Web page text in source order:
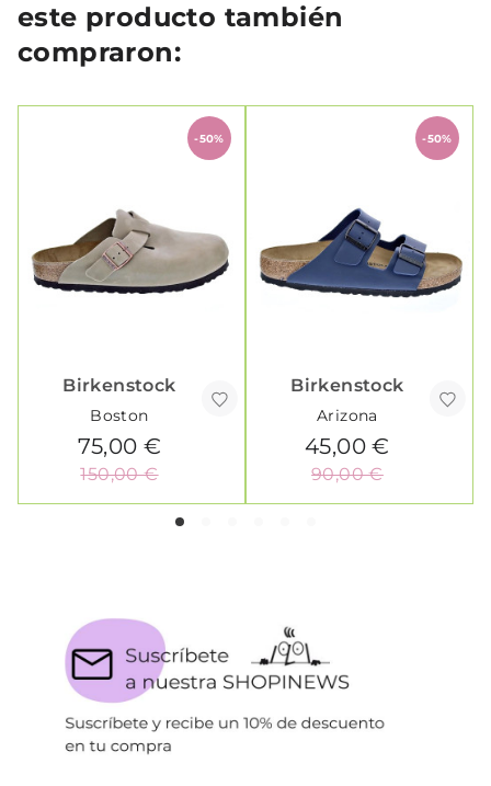
este producto también
compraron:
-50%
Birkenstock
Boston
75,00 €
150,00 €
-50%
Birkenstock
Arizona
45,00 €
90,00 €